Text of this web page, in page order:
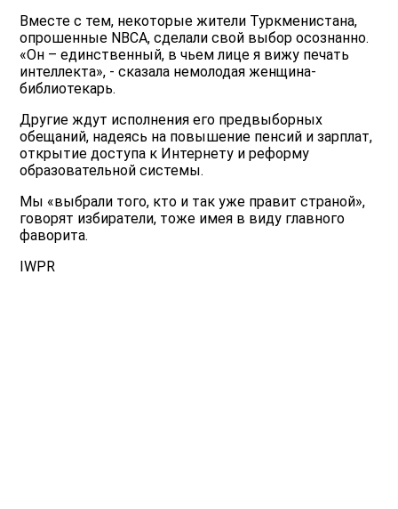
Вместе с тем, некоторые жители Туркменистана,
опрошенные NBCA, сделали свой выбор осознанно.
«Он – единственный, в чьем лице я вижу печать
интеллекта», - сказала немолодая женщина-
библиотекарь.
Другие ждут исполнения его предвыборных
обещаний, надеясь на повышение пенсий и зарплат,
открытие доступа к Интернету и реформу
образовательной системы.
Мы «выбрали того, кто и так уже правит страной»,
говорят избиратели, тоже имея в виду главного
фаворита.
IWPR